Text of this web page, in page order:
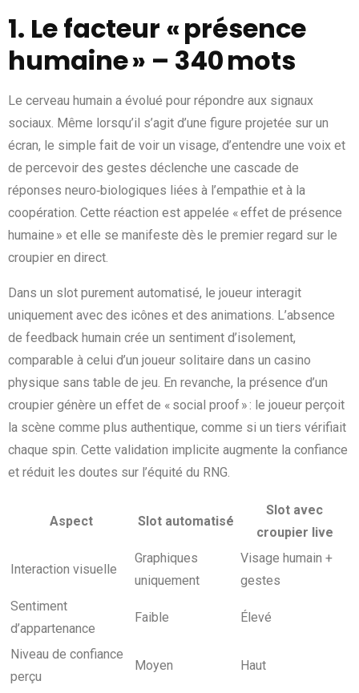
1. Le facteur « présence
humaine » – 340 mots
Le cerveau humain a évolué pour répondre aux signaux
sociaux. Même lorsqu’il s’agit d’une figure projetée sur un
écran, le simple fait de voir un visage, d’entendre une voix et
de percevoir des gestes déclenche une cascade de
réponses neuro‑biologiques liées à l’empathie et à la
coopération. Cette réaction est appelée « effet de présence
humaine » et elle se manifeste dès le premier regard sur le
croupier en direct.
Dans un slot purement automatisé, le joueur interagit
uniquement avec des icônes et des animations. L’absence
de feedback humain crée un sentiment d’isolement,
comparable à celui d’un joueur solitaire dans un casino
physique sans table de jeu. En revanche, la présence d’un
croupier génère un effet de « social proof » : le joueur perçoit
la scène comme plus authentique, comme si un tiers vérifiait
chaque spin. Cette validation implicite augmente la confiance
et réduit les doutes sur l’équité du RNG.
Aspect Slot automatisé
Slot avec
croupier live
Interaction visuelle
Graphiques
uniquement
Visage humain +
gestes
Sentiment
d’appartenance
Faible Élevé
Niveau de confiance
perçu
Moyen Haut